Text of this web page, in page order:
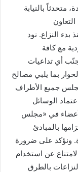
متحدثاً بالنيابة
بدء النزاع. نود
مع كافة
أي تداعيات
بما يلبي مصالح
جميع الأطراف
الوسائل
في «مجلس
بالمبادئ
ونؤكد على ضرورة
عن استخدام
بالطرق